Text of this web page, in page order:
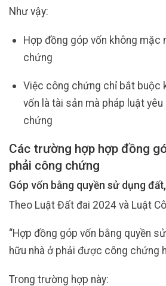
Như vậy:
Hợp đồng góp vốn không mặc
chứng
Việc công chứng chỉ bắt buộc
vốn là tài sản mà pháp luật
chứng
Các trường hợp hợp đồng
phải công chứng
Góp vốn bằng quyền sử dụng
Theo Luật Đất đai 2024 và Luật
“Hợp đồng góp vốn bằng quyền
hữu nhà ở phải được công chứng
Trong trường hợp này: